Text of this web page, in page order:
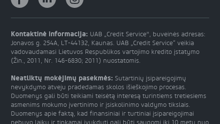
Kontaktinė informacija: UAB „Credit Service", buveinės adresas:
Jonavos g. 254A, LT-44132, Kaunas. UAB „Credit Service“ veikia
vadovaudamasi Lietuvos Respublikos vartojimo kredito įstatymo
(Žin., 2011, Nr. 146-6830; 2011) nuostatomis.
Neatliktų mokėjimų pasekmės: Sutartinių įsipareigojimų
nevykdymo atveju pradedamas skolos išieškojimo procesas.
Duomenys gali būti teikiami teisėtą interesą turintiems tretiesiems
asmenims mokumo įvertinimo ir įsiskolinimo valdymo tikslais.
Duomenys apie faktą, kad finansiniai ir turtiniai įsipareigojimai